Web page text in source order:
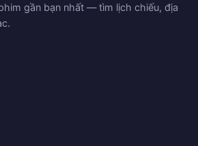
gần bạn nhất — tìm lịch chiếu, địa